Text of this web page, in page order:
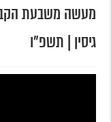
גיסין | תשפ"ו